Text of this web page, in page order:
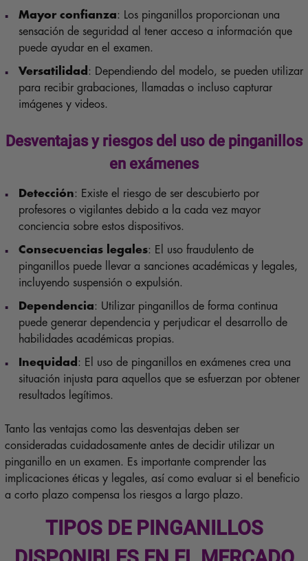
Mayor confianza: Los pinganillos proporcionan una
sensación de seguridad al tener acceso a información que
puede ayudar en el examen.
Versatilidad : Dependiendo del modelo, se pueden utilizar
para recibir grabaciones, llamadas o incluso capturar
imágenes y videos.
Desventajas y riesgos del uso de pinganillos
en exámenes
Detección: Existe el riesgo de ser descubierto por
profesores o vigilantes debido a la cada vez mayor
conciencia sobre estos dispositivos.
Consecuencias legales: El uso fraudulento de
pinganillos puede llevar a sanciones académicas y legales,
incluyendo suspensión o expulsión.
Dependencia: Utilizar pinganillos de forma continua
puede generar dependencia y perjudicar el desarrollo de
habilidades académicas propias.
Inequidad : El uso de pinganillos en exámenes crea una
situación injusta para aquellos que se esfuerzan por obtener
resultados legítimos.
Tanto las ventajas como las desventajas deben ser
consideradas cuidadosamente antes de decidir utilizar un
pinganillo en un examen. Es importante comprender las
implicaciones éticas y legales, así como evaluar si el beneficio
a corto plazo compensa los riesgos a largo plazo.
TIPOS DE PINGANILLOS